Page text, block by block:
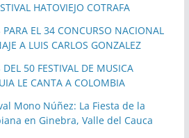
HATOVIEJO COTRAFA
EL 34 CONCURSO NACIONAL
A LUIS CARLOS GONZALEZ
50 FESTIVAL DE MUSICA
LE CANTA A COLOMBIA
Mono Núñez: La Fiesta de la
en Ginebra, Valle del Cauca